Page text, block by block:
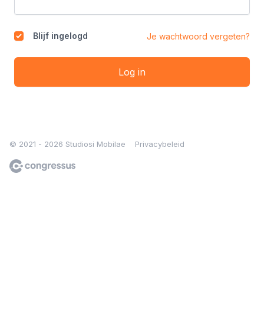
Blijf ingelogd Je wachtwoord vergeten?
Log in
© 2021 - 2026 Studiosi Mobilae Privacybeleid